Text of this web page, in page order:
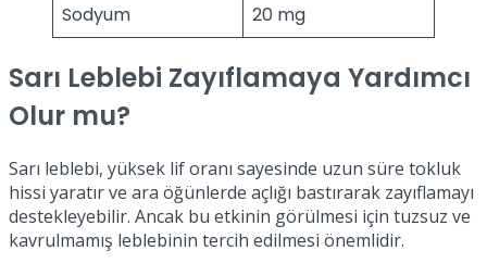
Sodyum
20 mg
Sarı Leblebi Zayıflamaya Yardımcı
Olur mu?
Sarı leblebi, yüksek lif oranı sayesinde uzun süre tokluk
hissi yaratır ve ara öğünlerde açlığı bastırarak zayıflamayı
destekleyebilir. Ancak bu etkinin görülmesi için tuzsuz ve
kavrulmamış leblebinin tercih edilmesi önemlidir.